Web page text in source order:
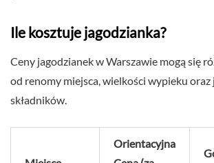
Ile kosztuje jagodzianka?
Ceny jagodzianek w Warszawie mogą się
od renomy miejsca, wielkości wypieku oraz
składników.
Orientacyjna